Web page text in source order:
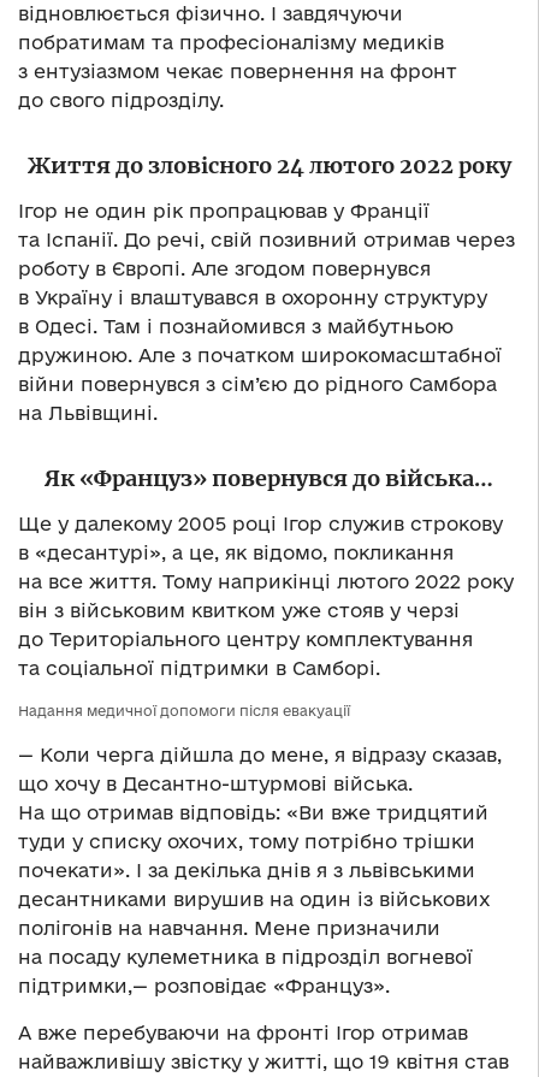
відновлюється фізично. І завдячуючи
побратимам та професіоналізму медиків
з ентузіазмом чекає повернення на фронт
до свого підрозділу.
Життя до зловісного 24 лютого 2022 року
Ігор не один рік пропрацював у Франції
та Іспанії. До речі, свій позивний отримав через
роботу в Європі. Але згодом повернувся
в Україну і влаштувався в охоронну структуру
в Одесі. Там і познайомився з майбутньою
дружиною. Але з початком широкомасштабної
війни повернувся з сім’єю до рідного Самбора
на Львівщині.
Як «Француз» повернувся до війська…
Ще у далекому 2005 році Ігор служив строкову
в «десантурі», а це, як відомо, покликання
на все життя. Тому наприкінці лютого 2022 року
він з військовим квитком уже стояв у черзі
до Територіального центру комплектування
та соціальної підтримки в Самборі.
Надання медичної допомоги після евакуації
— Коли черга дійшла до мене, я відразу сказав,
що хочу в Десантно-штурмові війська.
На що отримав відповідь: «Ви вже тридцятий
туди у списку охочих, тому потрібно трішки
почекати». І за декілька днів я з львівськими
десантниками вирушив на один із військових
полігонів на навчання. Мене призначили
на посаду кулеметника в підрозділ вогневої
підтримки,— розповідає «Француз».
А вже перебуваючи на фронті Ігор отримав
найважливішу звістку у житті, що 19 квітня став